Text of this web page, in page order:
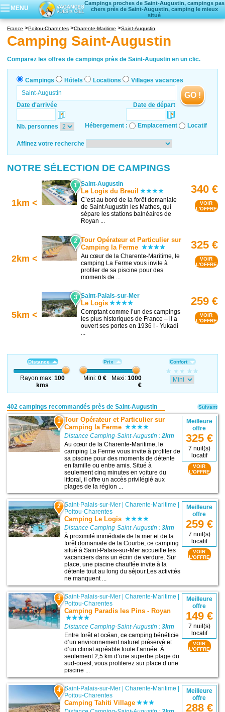
MENU
Campings proches de Saint-Augustin, campings pas
chers près de Saint-Augustin, camping le mieux
situé
Hôtels
Locations vacances
Villages vacances
France Poitou-Charentes Charente-Maritime Saint-Augustin
Camping Saint-Augustin
Comparez les offres de campings près de Saint-Augustin en un clic.
Campings Hôtels Locations Villages vacances
Date d'arrivée Date de départ
GO !
Nb. personnes Hébergement : Emplacement Locatif
Affinez votre recherche
NOTRE SÉLECTION DE CAMPINGS
1km <
1 Saint-Augustin
Le Logis du Breuil
C’est au bord de la forêt domaniale
de Saint Augustin les Mathes, qui
sépare les stations balnéaires de
Royan ...
340 €
VOIR
L'OFFRE
2km <
2 Tour Opérateur et Particulier sur
Camping la Ferme
Au cœur de la Charente-Maritime, le
camping La Ferme vous invite à
profiter de sa piscine pour des
moments de ...
325 €
VOIR
L'OFFRE
5km <
3 Saint-Palais-sur-Mer
Le Logis
Comptant comme l’un des campings
les plus historiques de France – il a
ouvert ses portes en 1936 ! - Yukadi
...
259 €
VOIR
L'OFFRE
Distance
Rayon max:100
kms
Prix
Mini: 0 € Maxi:1000
€
Confort
402 campings recommandés près de Saint-Augustin
1 Tour Opérateur et Particulier sur
Camping la Ferme
Distance Camping-Saint-Augustin :2km
Au cœur de la Charente-Maritime, le
camping La Ferme vous invite à profiter de
sa piscine pour des moments de détente
en famille ou entre amis. Situé à
seulement cinq minutes en voiture du
littoral, il offre un accès privilégié aux
plages de la région ...
Meilleure
offre
325 €
7 nuit(s)
locatif
VOIR
L'OFFRE
2 Saint-Palais-sur-Mer |Charente-Maritime
Poitou-Charentes
Camping Le Logis
Distance Camping-Saint-Augustin :3km
À proximité immédiate de la mer et de la
forêt domaniale de la Courbe, ce camping
situé à Saint-Palais-sur-Mer accueille les
vacanciers dans un écrin de verdure. Sur
place, une piscine chauffée invite à la
détente tout au long du séjour.Les activités
ne manquent ...
Meilleure
offre
259 €
7 nuit(s)
locatif
VOIR
L'OFFRE
3 Saint-Palais-sur-Mer |Charente-Maritime
Poitou-Charentes
Camping Paradis les Pins - Royan
Distance Camping-Saint-Augustin :3km
Entre forêt et océan, ce camping bénéficie
d’un environnement naturel préservé et
d’un climat agréable toute l’année. À
seulement 2,5 km d’une superbe plage du
sud-ouest, vous profiterez sur place d’une
piscine ...
Meilleure
offre
149 €
7 nuit(s)
locatif
VOIR
L'OFFRE
4 Saint-Palais-sur-Mer |Charente-Maritime
Poitou-Charentes
Camping Tahiti Village
Meilleure
offre
288 €
Suivant